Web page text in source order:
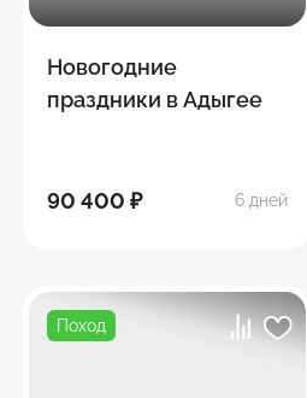
Новогодние
праздники в Адыгее
90 400 ₽ 6 дней
Поход